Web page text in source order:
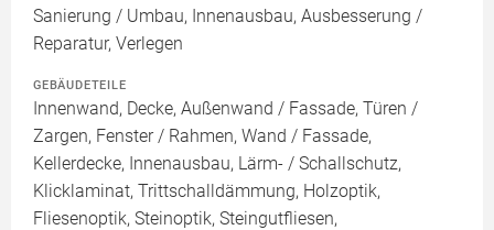
Sanierung / Umbau, Innenausbau, Ausbesserung /
Reparatur, Verlegen
GEBÄUDETEILE
Innenwand, Decke, Außenwand / Fassade, Türen /
Zargen, Fenster / Rahmen, Wand / Fassade,
Kellerdecke, Innenausbau, Lärm- / Schallschutz,
Klicklaminat, Trittschalldämmung, Holzoptik,
Fliesenoptik, Steinoptik, Steingutfliesen,